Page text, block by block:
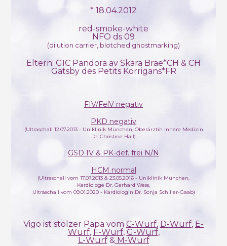
* 18.04.2012
red-smoke-white
NFO ds 09
(dilution carrier, blotched ghostmarking)
Eltern: GIC Pandora av Skara Brae*CH & CH
Gatsby des Petits Korrigans*FR
FIV/FelV negativ
PKD negativ
(Ultraschall 12.07.2013 - Uniklinik München, Oberärztin Innere Medizin
Dr. Christine Hall)
GSD IV & PK-def. frei N/N
HCM normal
(Ultraschall vom 17.07.2013 & 23.05.2016 - Uniklinik München,
Kardiologe Dr. Gerhard Wess,
Ultraschall vom 09.01.2020 - Kardiologin Dr. Sonja Schiller-Gaab)
Vigo ist stolzer Papa vom C-Wurf, D-Wurf, E-
Wurf, F-Wurf, G-Wurf,
L-Wurf& M-Wurf